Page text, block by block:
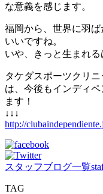
な意義を感じます。
福岡から、世界に羽
いいですね。
いや、きっと生まれる
タケダスポーツクリ
は、今後もインディ
ます！
↓↓↓
http://
スタッフブログ一覧
TAG